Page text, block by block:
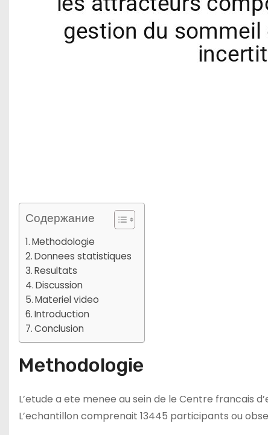
Содержание
Methodologie
Donnees statistiques
Resultats
Discussion
Materiel video
Introduction
Conclusion
Methodologie
L’etude a ete menee au sein de le Centre
L’echantillon comprenait 13445 participants ou